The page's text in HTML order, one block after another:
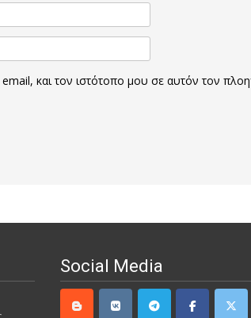
και τον ιστότοπο μου σε αυτόν τον
Social Media